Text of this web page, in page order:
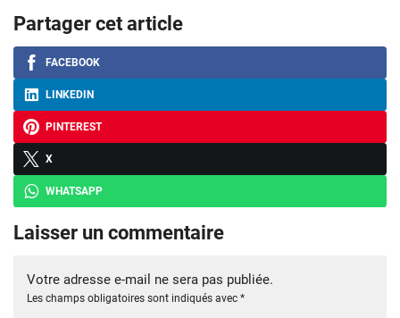
Partager cet article
FACEBOOK
LINKEDIN
PINTEREST
X
WHATSAPP
Laisser un commentaire
Votre adresse e-mail ne sera pas publiée.
Les champs obligatoires sont indiqués avec *